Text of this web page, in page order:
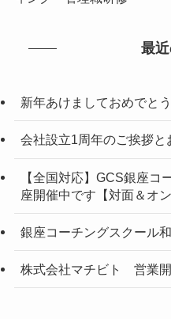
最
新年あけましておめでと
会社設立1周年のご挨拶と
【全国対応】GCS銀座コ
座開催中です【対面＆オン
銀座コーチングスクール
株式会社マチビト 営業